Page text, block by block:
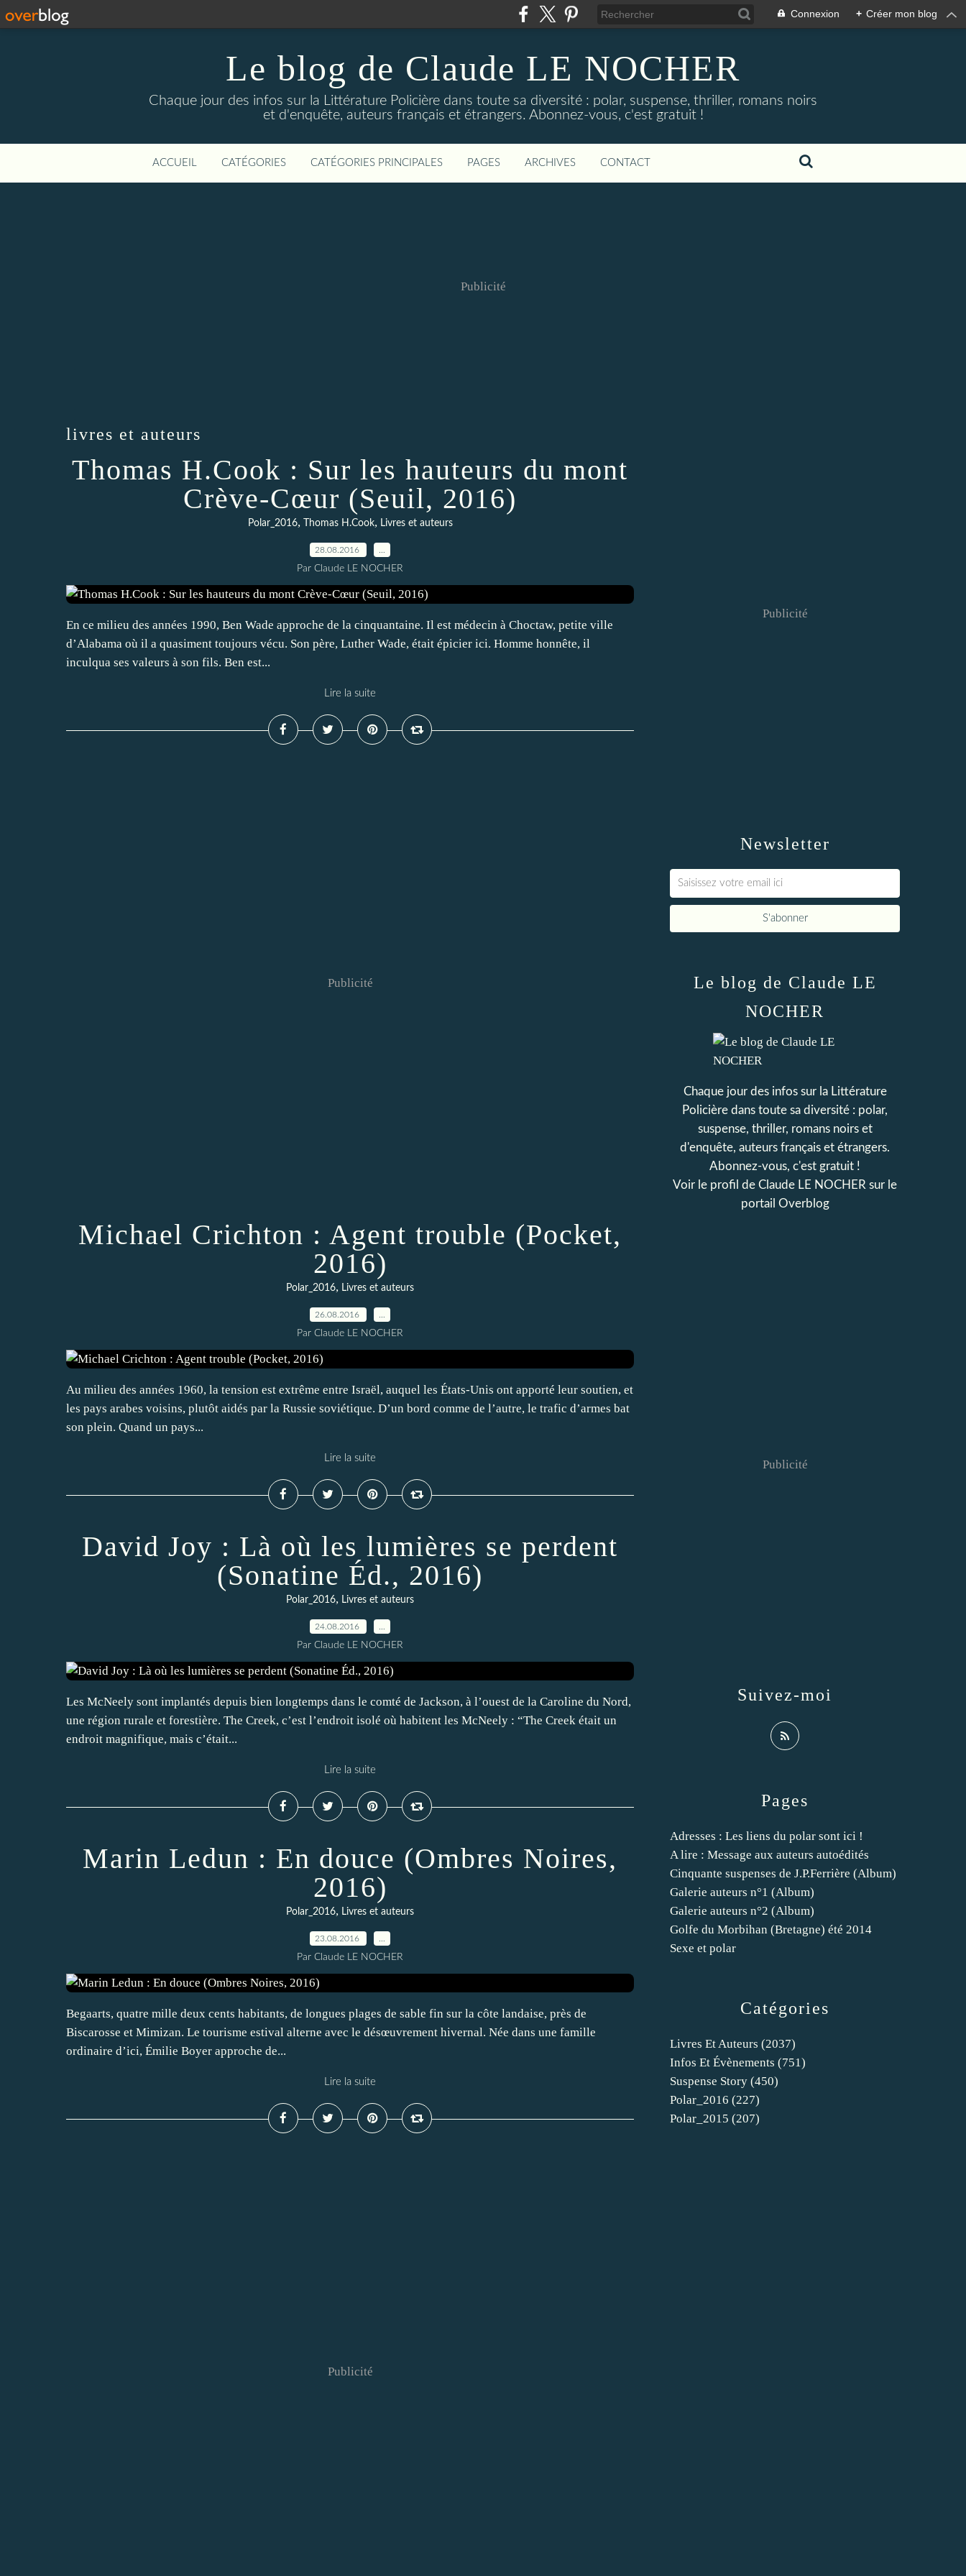
Connexion + Créer mon blog
Le blog de Claude LE NOCHER
Chaque jour des infos sur la Littérature Policière dans toute sa diversité : polar, suspense, thriller, romans noirs
et d'enquête, auteurs français et étrangers. Abonnez-vous, c'est gratuit !
ACCUEIL CATÉGORIES CATÉGORIES PRINCIPALES PAGES ARCHIVES CONTACT
Publicité
livres et auteurs
Thomas H.Cook : Sur les hauteurs du mont
Crève-Cœur (Seuil, 2016)
Polar_2016, Thomas H.Cook, Livres et auteurs
28.08.2016
Par Claude LE NOCHER
En ce milieu des années 1990, Ben Wade approche de la cinquantaine. Il est médecin à Choctaw, petite ville
d’Alabama où il a quasiment toujours vécu. Son père, Luther Wade, était épicier ici. Homme honnête, il
inculqua ses valeurs à son fils. Ben est...
Lire la suite
Publicité
Michael Crichton : Agent trouble (Pocket,
2016)
Polar_2016, Livres et auteurs
26.08.2016
Par Claude LE NOCHER
Au milieu des années 1960, la tension est extrême entre Israël, auquel les États-Unis ont apporté leur soutien, et
les pays arabes voisins, plutôt aidés par la Russie soviétique. D’un bord comme de l’autre, le trafic d’armes bat
son plein. Quand un pays...
Lire la suite
David Joy : Là où les lumières se perdent
(Sonatine Éd., 2016)
Polar_2016, Livres et auteurs
24.08.2016
Par Claude LE NOCHER
Les McNeely sont implantés depuis bien longtemps dans le comté de Jackson, à l’ouest de la Caroline du Nord,
une région rurale et forestière. The Creek, c’est l’endroit isolé où habitent les McNeely : “The Creek était un
endroit magnifique, mais c’était...
Lire la suite
Marin Ledun : En douce (Ombres Noires,
2016)
Polar_2016, Livres et auteurs
23.08.2016
Par Claude LE NOCHER
Begaarts, quatre mille deux cents habitants, de longues plages de sable fin sur la côte landaise, près de
Biscarosse et Mimizan. Le tourisme estival alterne avec le désœuvrement hivernal. Née dans une famille
ordinaire d’ici, Émilie Boyer approche de...
Lire la suite
Publicité
Newsletter
Publicité
Catégories
Livres Et Auteurs (2037)
Infos Et Évènements (751)
Suspense Story (450)
Polar_2016 (227)
Polar_2015 (207)
Pages
Adresses : Les liens du polar sont ici !
A lire : Message aux auteurs autoédités
Cinquante suspenses de J.P.Ferrière (Album)
Galerie auteurs n°1 (Album)
Galerie auteurs n°2 (Album)
Golfe du Morbihan (Bretagne) été 2014
Sexe et polar
Le blog de Claude LE
NOCHER
Chaque jour des infos sur la Littérature
Policière dans toute sa diversité : polar,
suspense, thriller, romans noirs et
d'enquête, auteurs français et étrangers.
Abonnez-vous, c'est gratuit !
Voir le profil de Claude LE NOCHER sur le
portail Overblog
Suivez-moi
Publicité